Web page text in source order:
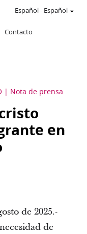
Contacto
Español- Español
Nota de prensa
en
de 2025.-
de